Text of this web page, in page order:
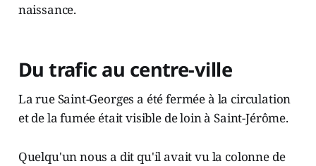
naissance.
Du trafic au centre-ville
La rue Saint-Georges a été fermée à la circulation
et de la fumée était visible de loin à Saint-Jérôme.
Quelqu'un nous a dit qu'il avait vu la colonne de